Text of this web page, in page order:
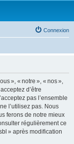
Connexion
», « notre », « nos »,
d’être
pas l’ensemble
l’utilisez pas. Nous
ferons de notre mieux
régulièrement ce
» après modification